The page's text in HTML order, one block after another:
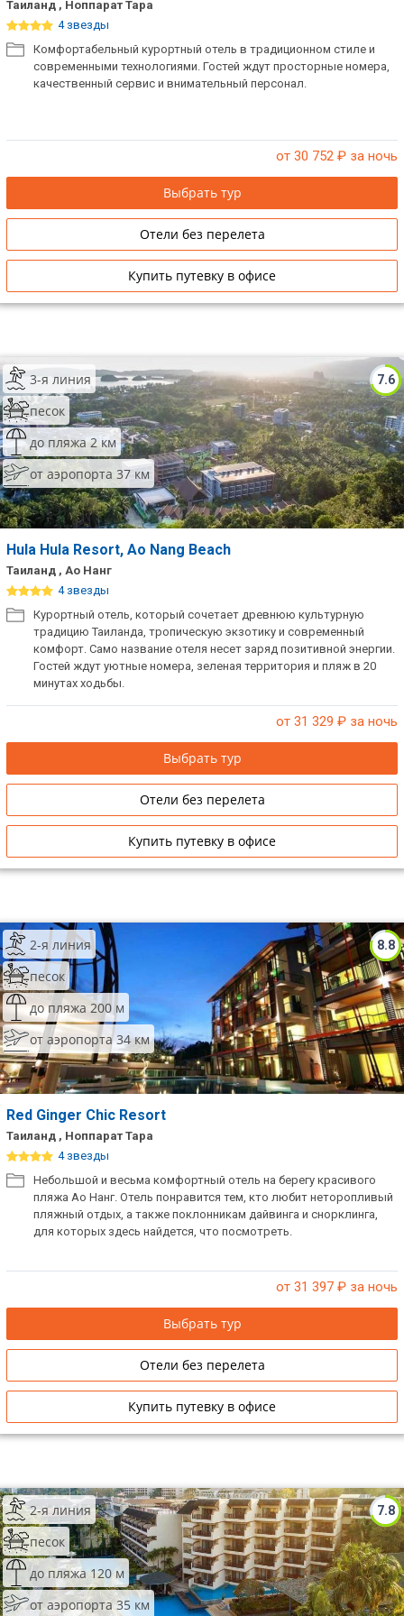
Таиланд , Ноппарат Тара
4 звезды
Комфортабельный курортный отель в традиционном стиле и
современными технологиями. Гостей ждут просторные номера,
качественный сервис и внимательный персонал.
от 30 752 ₽ за ночь
Выбрать тур
Отели без перелета
Купить путевку в офисе
7.6
3-я линия
песок
до пляжа 2 км
от аэропорта 37 км
Hula Hula Resort, Ao Nang Beach
Таиланд , Ао Нанг
4 звезды
Курортный отель, который сочетает древнюю культурную
традицию Таиланда, тропическую экзотику и современный
комфорт. Само название отеля несет заряд позитивной энергии.
Гостей ждут уютные номера, зеленая территория и пляж в 20
минутах ходьбы.
от 31 329 ₽ за ночь
Выбрать тур
Отели без перелета
Купить путевку в офисе
8.8
2-я линия
песок
до пляжа 200 м
от аэропорта 34 км
Red Ginger Chic Resort
Таиланд , Ноппарат Тара
4 звезды
Небольшой и весьма комфортный отель на берегу красивого
пляжа Ао Нанг. Отель понравится тем, кто любит неторопливый
пляжный отдых, а также поклонникам дайвинга и снорклинга,
для которых здесь найдется, что посмотреть.
от 31 397 ₽ за ночь
Выбрать тур
Отели без перелета
Купить путевку в офисе
7.8
2-я линия
песок
до пляжа 120 м
от аэропорта 35 км